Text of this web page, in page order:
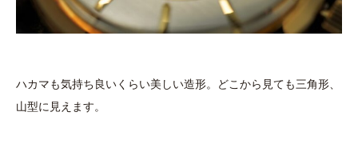
ハカマも気持ち良いくらい美しい造形。どこから見ても三角形、
山型に見えます。